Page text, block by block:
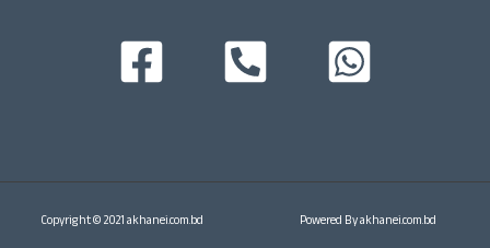
Copyright © 2021 akhanei.com.bd Powered By akhanei.com.bd